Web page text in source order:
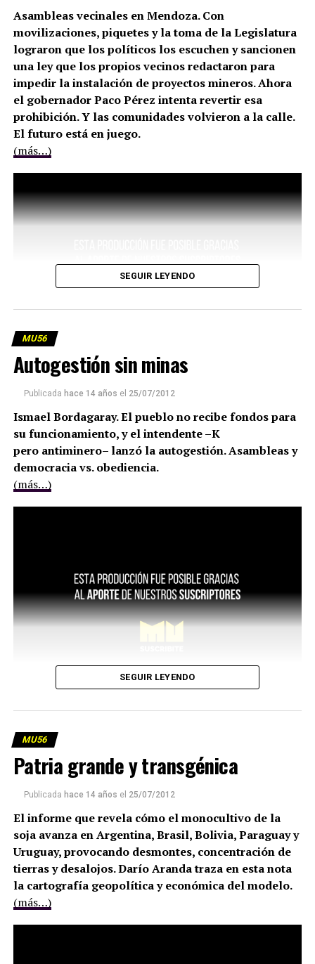
Asambleas vecinales en Mendoza. Con
movilizaciones, piquetes y la toma de la Legislatura
lograron que los políticos los escuchen y sancionen
una ley que los propios vecinos redactaron para
impedir la instalación de proyectos mineros. Ahora
el gobernador Paco Pérez intenta revertir esa
prohibición. Y las comunidades volvieron a la calle.
El futuro está en juego.
(más…)
SEGUIR LEYENDO
MU56
Autogestión sin minas
Publicada hace 14 años el 25/07/2012
Ismael Bordagaray. El pueblo no recibe fondos para
su funcionamiento, y el intendente –K
pero antiminero– lanzó la autogestión. Asambleas y
democracia vs. obediencia.
(más…)
SEGUIR LEYENDO
MU56
Patria grande y transgénica
Publicada hace 14 años el 25/07/2012
El informe que revela cómo el monocultivo de la
soja avanza en Argentina, Brasil, Bolivia, Paraguay y
Uruguay, provocando desmontes, concentración de
tierras y desalojos. Darío Aranda traza en esta nota
la cartografía geopolítica y económica del modelo.
(más…)